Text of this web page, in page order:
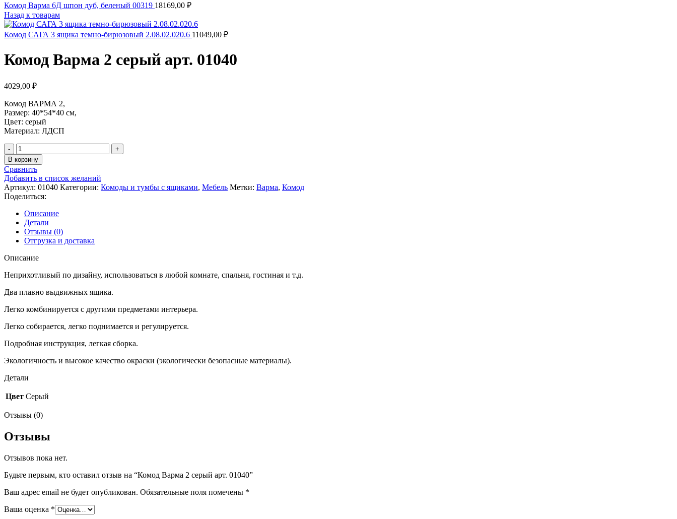
Комод Варма 6Д шпон дуб, беленый 00319 18169,00 ₽
Назад к товарам
Комод САГА 3 ящика темно-бирюзовый 2.08.02.020.6 11049,00 ₽
Комод Варма 2 серый арт. 01040
4029,00 ₽
Комод ВАРМА 2,
Размер: 40*54*40 см,
Цвет: серый
Материал: ЛДСП
Количество
товара
Комод
Варма
2
серый
арт.
01040
В корзину
Сравнить
Добавить в список желаний
Артикул: 01040 Категории: Комоды и тумбы с ящиками, Мебель Метки: Варма, Комод
Поделиться:
Описание
Детали
Отзывы (0)
Отгрузка и доставка
Описание
Неприхотливый по дизайну, использоваться в любой комнате, спальня, гостиная и т.д.
Два плавно выдвижных ящика.
Легко комбинируется с другими предметами интерьера.
Легко собирается, легко поднимается и регулируется.
Подробная инструкция, легкая сборка.
Экологичность и высокое качество окраски (экологически безопасные материалы).
Детали
Цвет Серый
Отзывы (0)
Отзывы
Отзывов пока нет.
Будьте первым, кто оставил отзыв на “Комод Варма 2 серый арт. 01040”
Ваш адрес email не будет опубликован. Обязательные поля помечены *
Ваша оценка *